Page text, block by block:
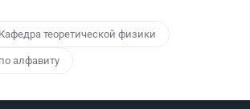
теоретической физики
алфавиту